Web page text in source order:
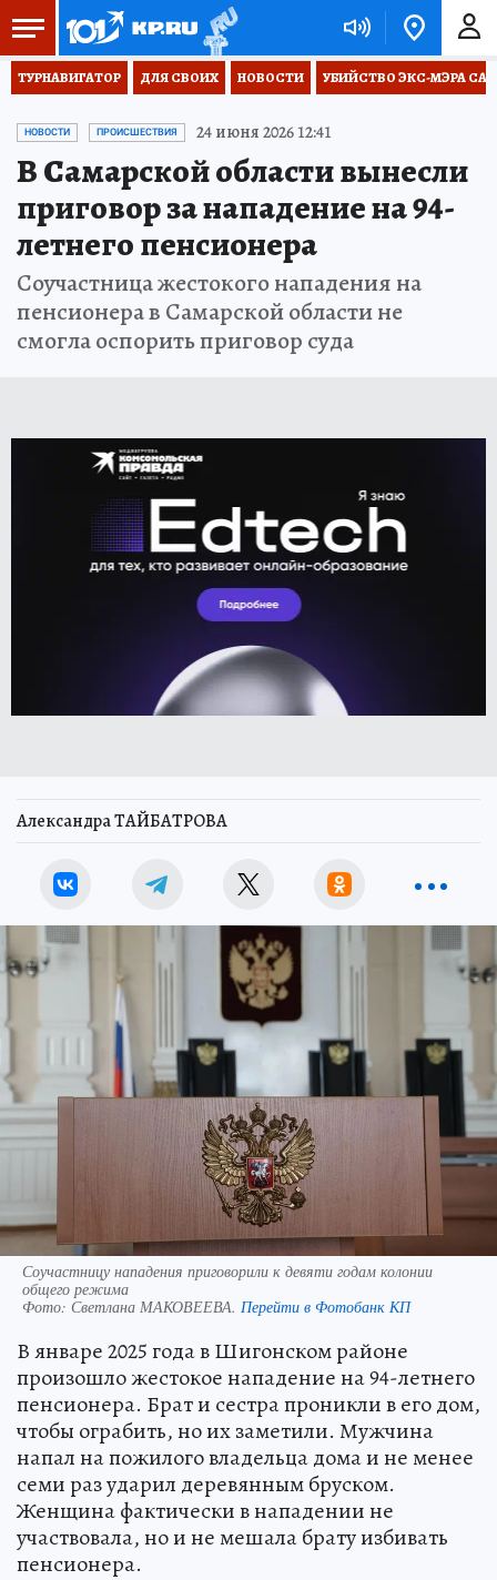
ТУРНАВИГАТОР ДЛЯ СВОИХ НОВОСТИ УБИЙСТВО ЭКС-МЭРА
НОВОСТИ ПРОИСШЕСТВИЯ 24 июня 2026 12:41
В Самарской области вынесли
приговор за нападение на 94-
летнего пенсионера
Соучастница жестокого нападения на
пенсионера в Самарской области не
смогла оспорить приговор суда
Александра ТАЙБАТРОВА
Соучастницу нападения приговорили к девяти годам колонии
общего режима
Фото: Светлана МАКОВЕЕВА. Перейти в Фотобанк КП
В январе 2025 года в Шигонском районе
произошло жестокое нападение на 94-летнего
пенсионера. Брат и сестра проникли в его дом,
чтобы ограбить, но их заметили. Мужчина
напал на пожилого владельца дома и не менее
семи раз ударил деревянным бруском.
Женщина фактически в нападении не
участвовала, но и не мешала брату избивать
пенсионера.